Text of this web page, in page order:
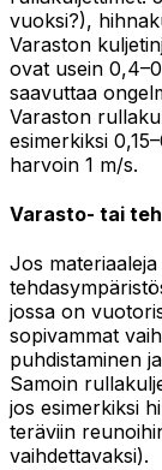
vuoksi?),
Varaston
ovat usein
saavuttaa
Varaston
esimerkiksi
harvoin 1 m/s.
Varasto- tai
Jos
jossa on
sopivammat
puhdistaminen
Samoin
jos esimerkiksi
teräviin
vaihdettavaksi).